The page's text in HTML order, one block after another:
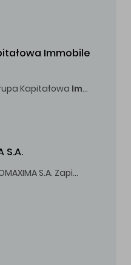
Immobile
Kapitałowa Immobile
S.A.
Trwa skup akcji Spółki BIOMAXIMA S.A. Zapisy do 4 sierpnia 2026 r. do godz. 16.00.